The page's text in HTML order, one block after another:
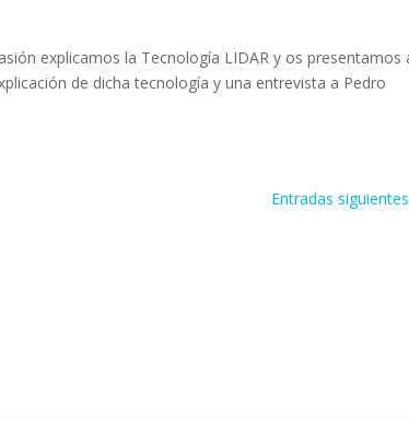
explicamos la Tecnología LIDAR y os presentamos
de dicha tecnología y una entrevista a Pedro
Entradas